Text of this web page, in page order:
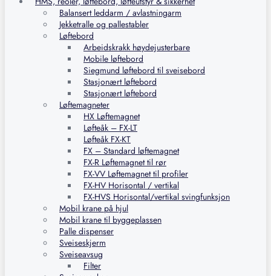
Balansert leddarm / avlastningarm
Jekketralle og pallestabler
Løftebord
Arbeidskrakk høydejusterbare
Mobile løftebord
Siegmund løftebord til sveisebord
Stasjonært løftebord
Stasjonært løftebord
Løftemagneter
HX Løftemagnet
Løfteåk – FX-LT
Løfteåk FX-KT
FX – Standard løftemagnet
FX-R Løftemagnet til rør
FX-VV Løftemagnet til profiler
FX-HV Horisontal / vertikal
FX-HVS Horisontal/vertikal svingfunksjon
Mobil krane på hjul
Mobil krane til byggeplassen
Palle dispenser
Sveiseskjerm
Sveiseavsug
Filter